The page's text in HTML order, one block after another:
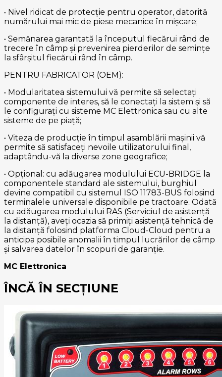
• Nivel ridicat de protecție pentru operator, datorită
numărului mai mic de piese mecanice în mișcare;
• Semănarea garantată la începutul fiecărui rând de
trecere în câmp și prevenirea pierderilor de semințe
la sfârșitul fiecărui rând în câmp.
PENTRU FABRICATOR (OEM):
• Modularitatea sistemului vă permite să selectați
componente de interes, să le conectați la sistem și să
le configurați cu sisteme MC Elettronica sau cu alte
sisteme de pe piață;
• Viteza de producție în timpul asamblării mașinii vă
permite să satisfaceți nevoile utilizatorului final,
adaptându-vă la diverse zone geografice;
• Opțional: cu adăugarea modulului ECU-BRIDGE la
componentele standard ale sistemului, burghiul
devine compatibil cu sistemul ISO 11783-BUS folosind
terminalele universale disponibile pe tractoare. Odată
cu adăugarea modulului RAS (Serviciul de asistență
la distanță), aveți ocazia să primiți asistență tehnică de
la distanță folosind platforma Cloud-Cloud pentru a
anticipa posibile anomalii în timpul lucrărilor de câmp
și salvarea datelor în scopuri de garanție.
MC Elettronica
ÎNCĂ ÎN SECȚIUNE